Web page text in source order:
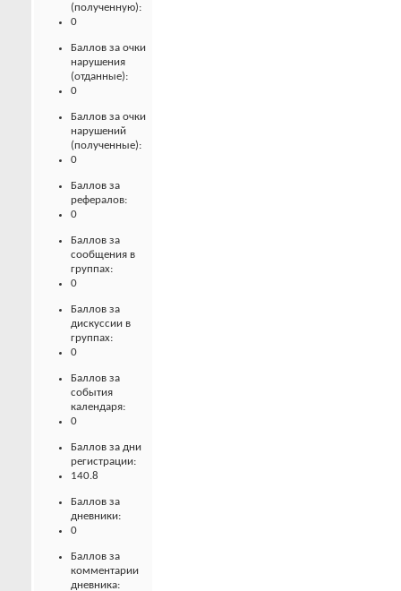
(полученную):
0
Баллов за очки
нарушения
(отданные):
0
Баллов за очки
нарушений
(полученные):
0
Баллов за
рефералов:
0
Баллов за
сообщения в
группах:
0
Баллов за
дискуссии в
группах:
0
Баллов за
события
календаря:
0
Баллов за дни
регистрации:
140.8
Баллов за
дневники:
0
Баллов за
комментарии
дневника: